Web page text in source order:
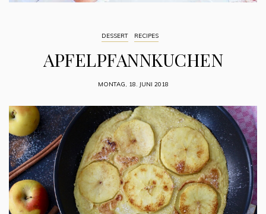
DESSERT RECIPES
APFELPFANNKUCHEN
MONTAG, 18. JUNI 2018